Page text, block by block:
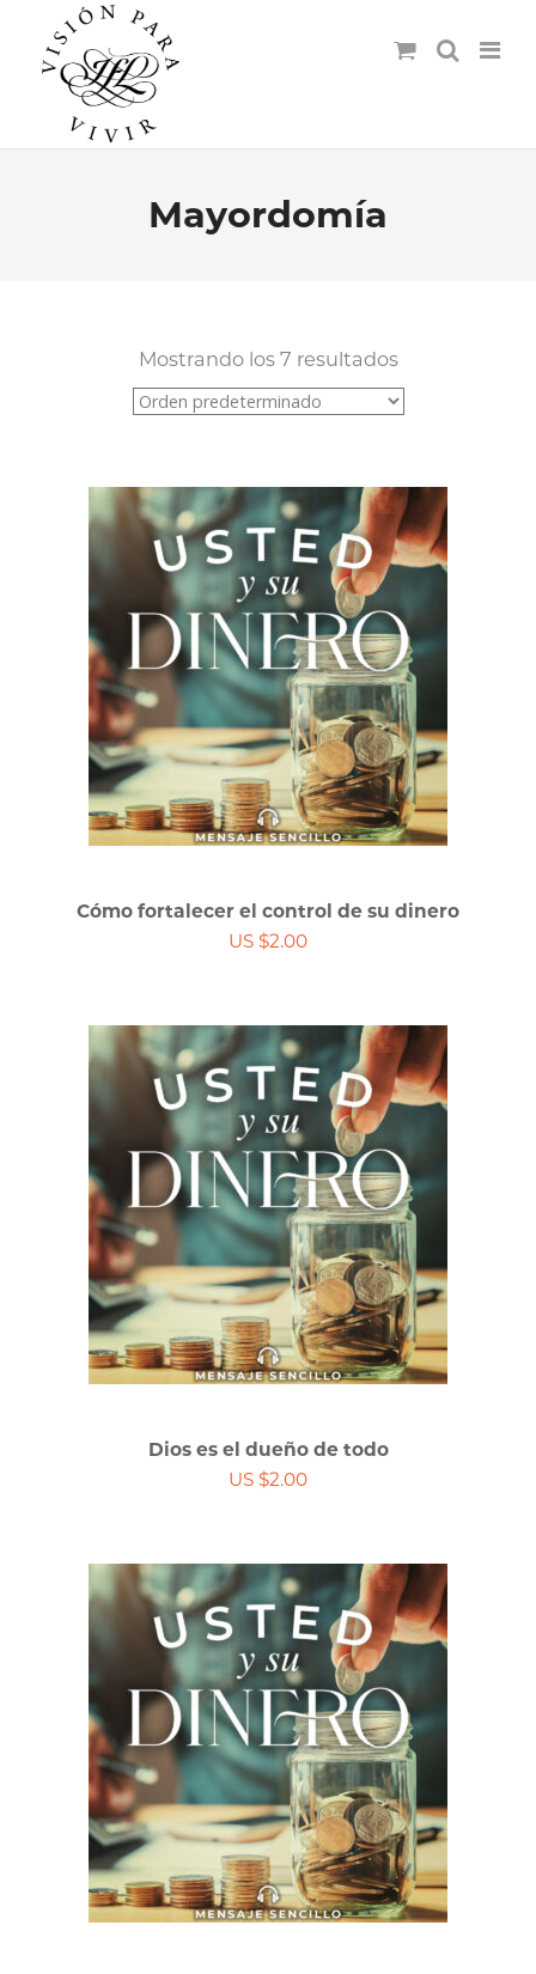
Mayordomía
Mostrando los 7 resultados
Cómo fortalecer el control de su dinero
US $2.00
Dios es el dueño de todo
US $2.00